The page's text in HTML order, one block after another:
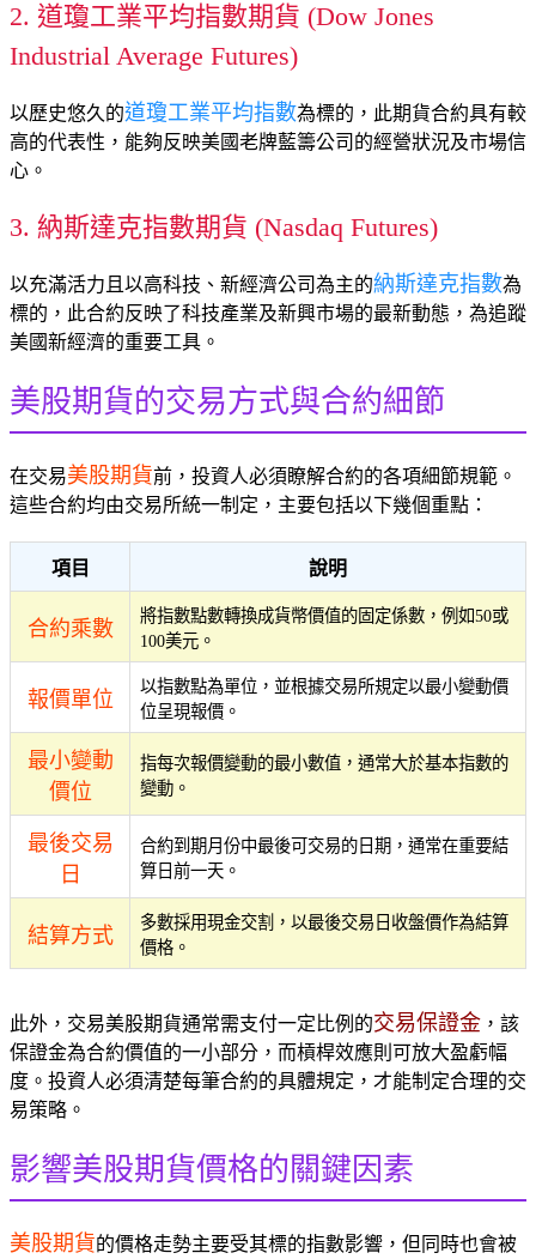
2. 道瓊工業平均指數期貨 (Dow Jones
Industrial Average Futures)
以歷史悠久的道瓊工業平均指數為標的，此期貨合約具有較
高的代表性，能夠反映美國老牌藍籌公司的經營狀況及市場信
心。
3. 納斯達克指數期貨 (Nasdaq Futures)
以充滿活力且以高科技、新經濟公司為主的納斯達克指數為
標的，此合約反映了科技產業及新興市場的最新動態，為追蹤
美國新經濟的重要工具。
美股期貨的交易方式與合約細節
在交易美股期貨前，投資人必須瞭解合約的各項細節規範。
這些合約均由交易所統一制定，主要包括以下幾個重點：
項目 說明
合約乘數
將指數點數轉換成貨幣價值的固定係數，例如50或
100美元。
報價單位
以指數點為單位，並根據交易所規定以最小變動價
位呈現報價。
最小變動
價位
指每次報價變動的最小數值，通常大於基本指數的
變動。
最後交易
日
合約到期月份中最後可交易的日期，通常在重要結
算日前一天。
結算方式
多數採用現金交割，以最後交易日收盤價作為結算
價格。
此外，交易美股期貨通常需支付一定比例的交易保證金 ，該
保證金為合約價值的一小部分，而槓桿效應則可放大盈虧幅
度。投資人必須清楚每筆合約的具體規定，才能制定合理的交
易策略。
影響美股期貨價格的關鍵因素
美股期貨的價格走勢主要受其標的指數影響，但同時也會被